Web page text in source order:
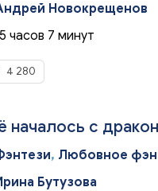
Новокрещенов
часов 7 минут
4 280
началось с
, Любовное
Бутузова